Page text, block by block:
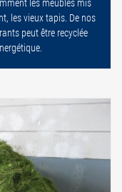
les meubles mis
les vieux tapis. De nos
peut être recyclée